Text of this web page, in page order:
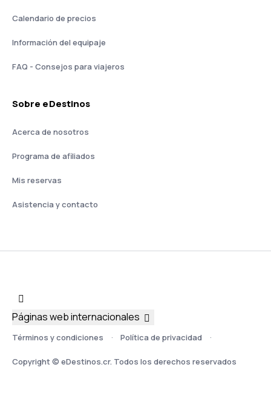
Calendario de precios
Información del equipaje
FAQ - Consejos para viajeros
Sobre eDestinos
Acerca de nosotros
Programa de afiliados
Mis reservas
Asistencia y contacto
Términos y condiciones Política de privacidad
Copyright © eDestinos.cr. Todos los derechos reservados
Páginas web internacionales